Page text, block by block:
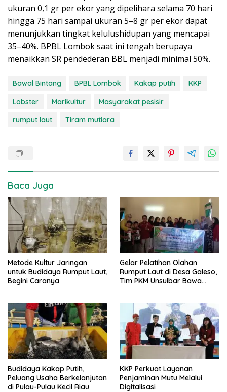
ukuran 0,1 gr per ekor yang dipelihara selama 70 hari
hingga 75 hari sampai ukuran 5–8 gr per ekor dapat
menunjukkan tingkat kelulushidupan yang mencapai
35–40%. BPBL Lombok saat ini tengah berupaya
menaikkan SR pendederan BBL menjadi minimal 50%.
Bawal Bintang BPBL Lombok Kakap putih
KKP
Lobster
Marikultur
Masyarakat pesisir
rumput laut
Tiram mutiara
Baca Juga
Metode Kultur Jaringan
untuk Budidaya Rumput Laut,
Begini Caranya
Gelar Pelatihan Olahan
Rumput Laut di Desa Galeso,
Tim PKM Unsulbar Bawa
Budidaya Kakap Putih,
Peluang Usaha Berkelanjutan
di Pulau-Pulau Kecil Riau
KKP Perkuat Layanan
Penjaminan Mutu Melalui
Digitalisasi